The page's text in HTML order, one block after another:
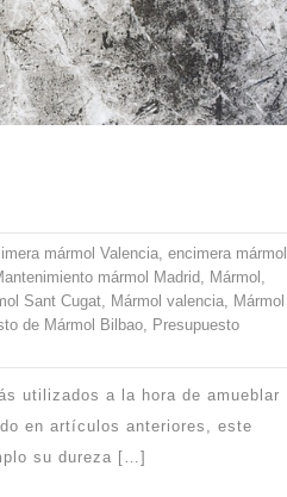
mármol Valencia encimera mármol
mármol Madrid Mármol
Sant Cugat Mármol valencia Mármol
de Mármol Bilbao
Presupuesto
utilizados a la hora de amueblar
en artículos anteriores, este
su dureza […]